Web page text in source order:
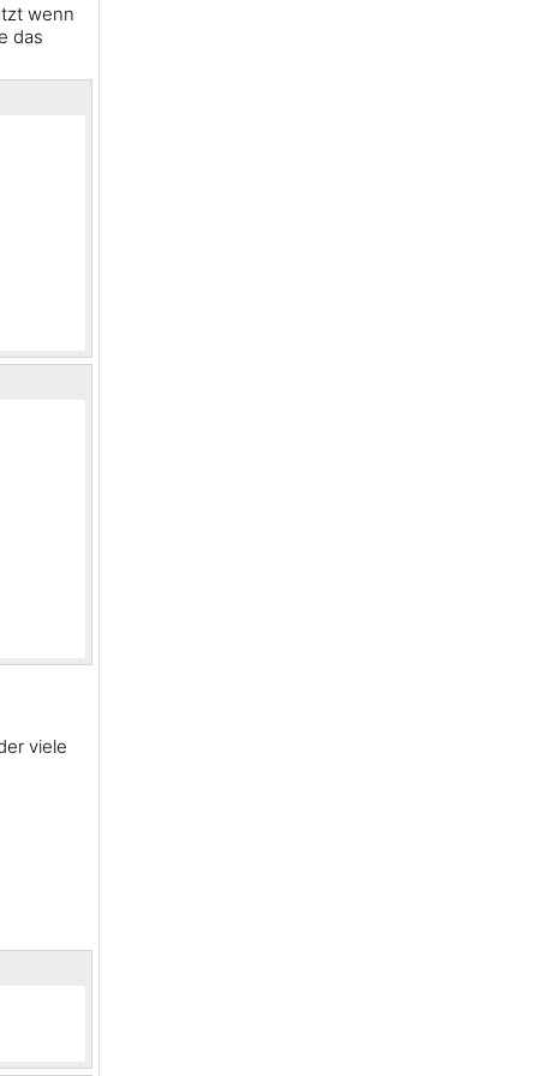
wenn
das
viele